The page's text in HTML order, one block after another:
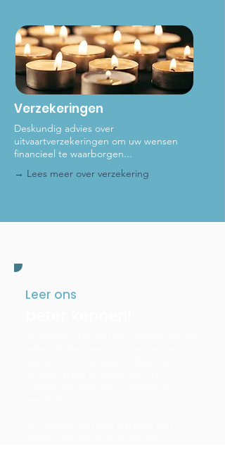
Verzekeringen
Deskundig advies over
uitvaartverzekeringen om uw wensen
financieel te waarborgen...
→ Lees meer over verzekering
Leer ons